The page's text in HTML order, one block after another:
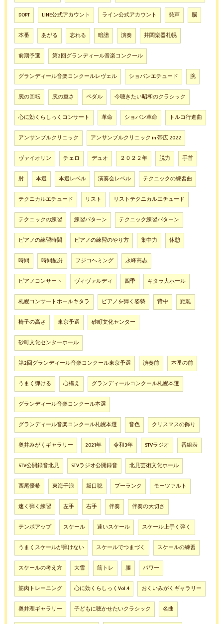
DOPT LINE公式アカウント ライン公式アカウント 発声 脳
本番 あがる 忘れる 暗譜 演奏 井関楽器札幌
前期予選 第2回グランディール音楽コンクール
グランディール音楽コンクールレヴェル ショパンエチュード 腕
腕の回転 腕の重さ ペダル 今聴きたい昭和のクラシック
心に効くらしっくコンサート 革命 ショパン革命 トルコ行進曲
アンサンブルクリニック アンサンブルクリニック in 帯広 2022
ヴァイオリン チェロ デュオ ２０２２年 脱力 手首
肘 本選 本選レベル 演奏会レベル テクニックの練習曲
テクニカルエチュード リスト リストテクニカルエチュード
テクニックの練習 練習パターン テクニック練習パターン
ピアノの練習時間 ピアノの練習のやり方 集中力 休憩
時間 時間配分 フジコヘミング 永峰高志
ピアノコンサート ヴィヴァルディ 四季 キタラ大ホール
札幌コンサートホールキタラ ピアノを弾く姿勢 背中 距離
椅子の高さ 東京予選 砂町文化センター
砂町文化センターホール
第2回グランディール音楽コンクール東京予選 演奏前 本番の前
うまく弾ける 心構え グランディールコンクール札幌本選
グランディール音楽コンクール本選
グランディール音楽コンクール札幌本選 音色 クリスマスの飾り
奥井みがくギャラリー 2021年 令和3年 STVラジオ 番組表
STV公開録音北見 STVラジオ公開録音 北見芸術文化ホール
西尾優希 東海千浪 坂口聡 プーランク モーツァルト
速く弾く練習 左手 右手 伴奏 伴奏の大切さ
テンポアップ スケール 速いスケール スケール上手く弾く
うまくスケールが弾けない スケールでつまづく スケールの練習
スケールの考え方 大雪 筋トレ 腰 パワー
筋肉トレーニング 心に効くらしっくVol.4 おくいみがくギャラリー
奥井理ギャラリー 子どもに聴かせたいクラシック 名曲